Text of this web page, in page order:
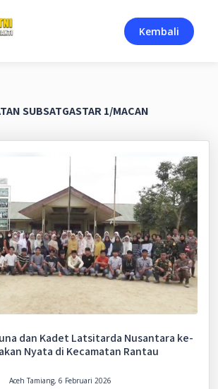
Kembali
SUBSATGASTAR 1/MACAN
dan Kadet Latsitarda Nusantara ke-
Nyata di Kecamatan Rantau
Aceh Tamiang, 6 Februari 2026